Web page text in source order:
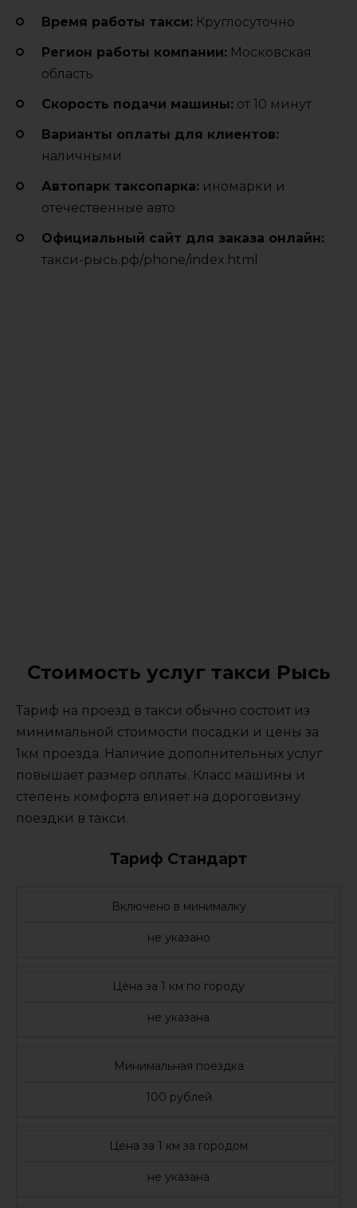
Время работы такси: Круглосуточно
Регион работы компании: Московская
область
Cкорость подачи машины: от 10 минут
Варианты оплаты для клиентов:
наличными
Автопарк таксопарка: иномарки и
отечественные авто
Официальный сайт для заказа онлайн:
такси-рысь.рф/phone/index.html
Стоимость услуг такси Рысь
Тариф на проезд в такси обычно состоит из
минимальной стоимости посадки и цены за
1км проезда. Наличие дополнительных услуг
повышает размер оплаты. Класс машины и
степень комфорта влияет на дороговизну
поездки в такси.
Тариф Стандарт
Включено в минималку
не указано
Цена за 1 км по городу
не указана
Минимальная поездка
100 рублей
Цена за 1 км за городом
не указана